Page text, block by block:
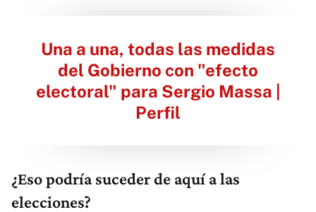
Una a una, todas las medidas
del Gobierno con "efecto
electoral" para Sergio Massa |
Perfil
¿Eso podría suceder de aquí a las
elecciones?